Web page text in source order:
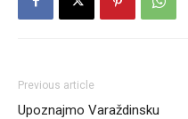
Previous article
Upoznajmo Varaždinsku